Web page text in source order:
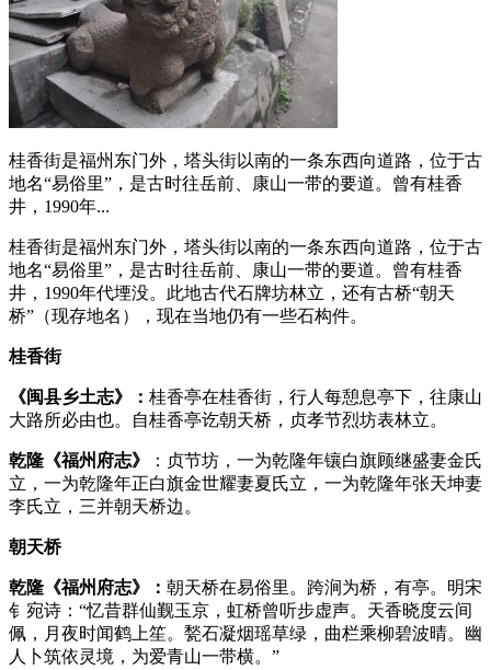
桂香街是福州东门外，塔头街以南的一条东西向道路，位于古
地名“易俗里”，是古时往岳前、康山一带的要道。曾有桂香
井，1990年...
桂香街是福州东门外，塔头街以南的一条东西向道路，位于古
地名“易俗里”，是古时往岳前、康山一带的要道。曾有桂香
井，1990年代堙没。此地古代石牌坊林立，还有古桥“朝天
桥”（现存地名），现在当地仍有一些石构件。
桂香街
《闽县乡土志》： 桂香亭在桂香街，行人每憩息亭下，往康山
大路所必由也。自桂香亭讫朝天桥，贞孝节烈坊表林立。
乾隆《福州府志》
：贞节坊，一为乾隆年镶白旗顾继盛妻金氏
立，一为乾隆年正白旗金世耀妻夏氏立，一为乾隆年张天坤妻
李氏立，三并朝天桥边。
朝天桥
乾隆《福州府志》： 朝天桥在易俗里。跨涧为桥，有亭。明宋
钅宛诗：“忆昔群仙觐玉京，虹桥曾听步虚声。天香晓度云间
佩，月夜时闻鹤上笙。甃石凝烟瑶草绿，曲栏乘柳碧波晴。幽
人卜筑依灵境，为爱青山一带横。”